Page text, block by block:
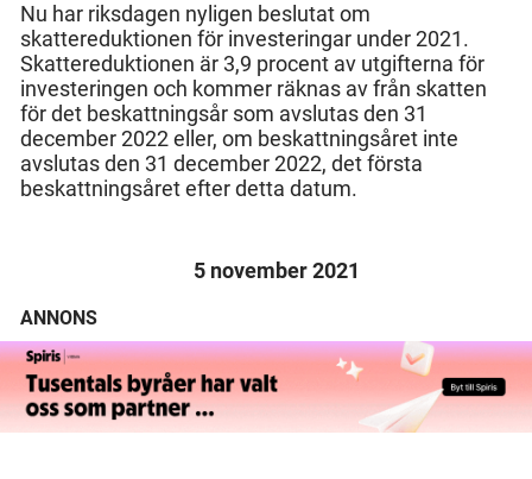
Nu har riksdagen nyligen beslutat om
skattereduktionen för investeringar under 2021.
Skattereduktionen är 3,9 procent av utgifterna för
investeringen och kommer räknas av från skatten
för det beskattningsår som avslutas den 31
december 2022 eller, om beskattningsåret inte
avslutas den 31 december 2022, det första
beskattningsåret efter detta datum.
5 november 2021
ANNONS